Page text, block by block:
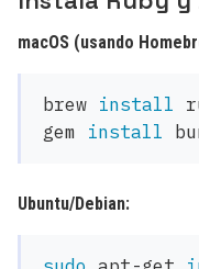
macOS (usando
brew install
gem install
Ubuntu/Debian: